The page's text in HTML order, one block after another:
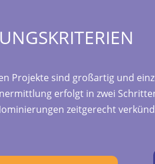
Projekte sind großartig und
erfolgt in zwei
zeitgerecht